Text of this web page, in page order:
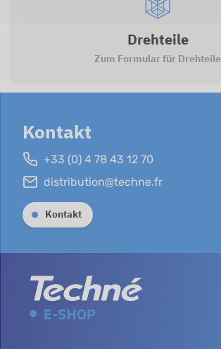
Drehteile
Zum Formular für Drehteile
Kontakt
+33 (0) 4 78 43 12 70
distribution@techne.fr
Kontakt